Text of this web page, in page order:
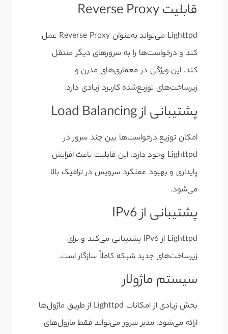
قابلیت Reverse Proxy
Lighttpd می‌تواند به‌عنوان Reverse Proxy عمل
کند و درخواست‌ها را به سرورهای دیگر منتقل
کند. این ویژگی در معماری‌های مدرن و
زیرساخت‌های توزیع‌شده کاربرد زیادی دارد.
پشتیبانی از Load Balancing
امکان توزیع درخواست‌ها بین چند سرور در
Lighttpd وجود دارد. این قابلیت باعث افزایش
پایداری و بهبود عملکرد سرویس در ترافیک بالا
می‌شود.
پشتیبانی از IPv6
Lighttpd از IPv6 پشتیبانی می‌کند و برای
زیرساخت‌های جدید شبکه کاملاً سازگار است.
سیستم ماژولار
بخش زیادی از امکانات Lighttpd از طریق ماژول‌ها
ارائه می‌شود. مدیر سرور می‌تواند فقط ماژول‌های